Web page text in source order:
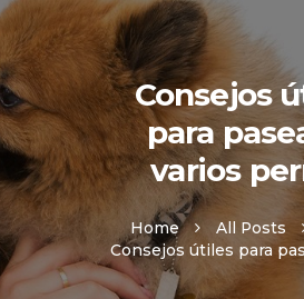
Consejos
para
varios
Home All Posts
Consejos útiles para
NUESTRO SISTEMA
SOBRE NOSOTROS
AGENDE SU CITA
CONTÁCTANOS